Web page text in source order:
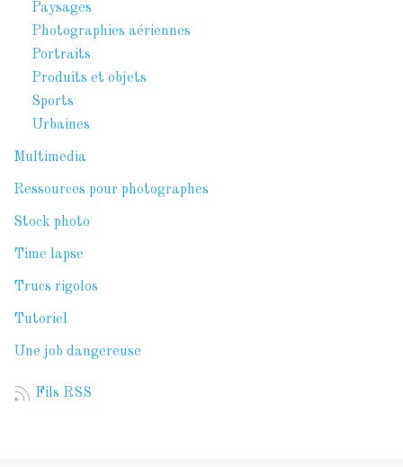
Paysages
Photographies aériennes
Portraits
Produits et objets
Sports
Urbaines
Multimedia
Ressources pour photographes
Stock photo
Time lapse
Trucs rigolos
Tutoriel
Une job dangereuse
Fils RSS